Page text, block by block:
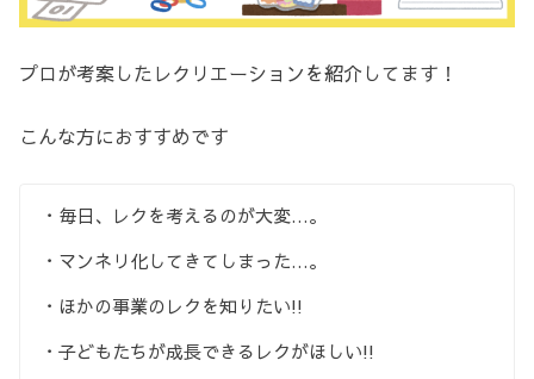
プロが考案したレクリエーションを紹介してます！
こんな方におすすめです
・毎日、レクを考えるのが大変…。
・マンネリ化してきてしまった…。
・ほかの事業のレクを知りたい!!
・子どもたちが成長できるレクがほしい!!